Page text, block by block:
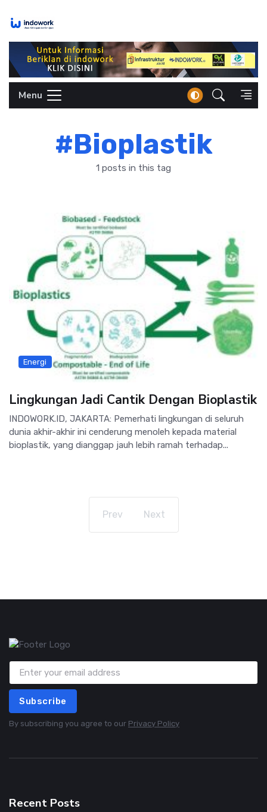
Menu
#Bioplastik
1 posts in this tag
Energi
Lingkungan Jadi Cantik Dengan Bioplastik
INDOWORK.ID, JAKARTA: Pemerhati lingkungan di seluruh
dunia akhir-akhir ini cenderung menoleh kepada material
bioplastik, yang dianggap jauh lebih ramah terhadap...
Prev Next
Subscribe
By subscribing you agree to our Privacy Policy
Recent Posts